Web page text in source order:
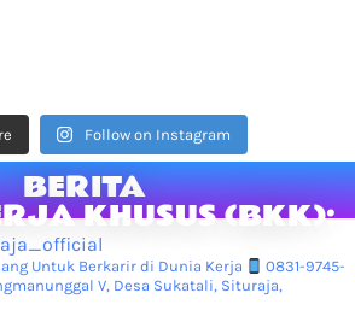
Follow on Instagram
BERITA
KHUSUS (BKK):
Untuk Berkarir di Dunia Kerja
0831-9745-
V, Desa Sukatali, Situraja,